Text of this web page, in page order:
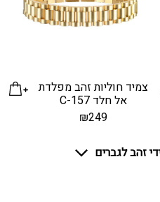
צמיד חוליות זהב מפלדת
אל חלד C-157
₪249
זהב לגברים